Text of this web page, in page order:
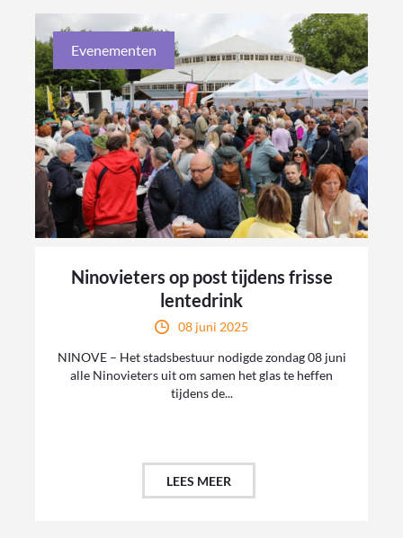
Evenementen
Ninovieters op post tijdens frisse
lentedrink
08 juni 2025
NINOVE – Het stadsbestuur nodigde zondag 08 juni
alle Ninovieters uit om samen het glas te heffen
tijdens de...
LEES MEER